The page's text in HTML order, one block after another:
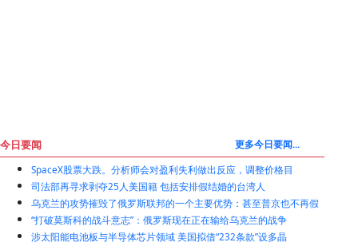
今日要闻 更多今日要闻...
SpaceX股票大跌。分析师会对盈利失利做出反应，调整价格目
司法部再寻求剥夺25人美国籍 包括安排假结婚的台湾人
乌克兰的攻势摧毁了俄罗斯联邦的一个主要优势：甚至普京也不再假
“打破莫斯科的战斗意志”：俄罗斯现在正在输给乌克兰的战争
涉太阳能电池板与半导体芯片领域 美国拟借“232条款”设多晶